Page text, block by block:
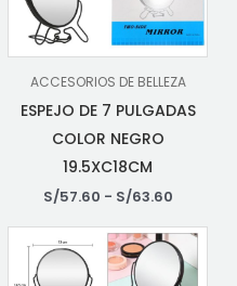
ACCESORIOS DE BELLEZA
ESPEJO DE 7 PULGADAS
COLOR NEGRO
19.5XC18CM
S/57.60 - S/63.60